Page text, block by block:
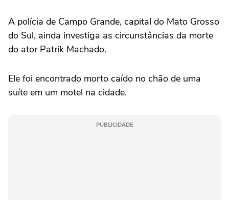
A polícia de Campo Grande, capital do Mato Grosso
do Sul, ainda investiga as circunstâncias da morte
do ator Patrik Machado.
Ele foi encontrado morto caído no chão de uma
suíte em um motel na cidade.
PUBLICIDADE